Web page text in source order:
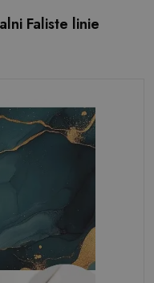
Faliste linie